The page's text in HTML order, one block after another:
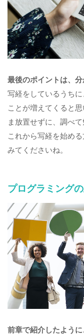
最後のポイントは、分
写経をしているうち
ことが増えてくると
ま放置せずに、調べ
これから写経を始め
みてくださいね。
プログラミング
前章で紹介したように